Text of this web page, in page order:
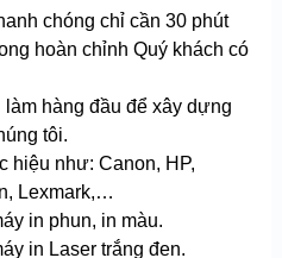
chóng chỉ cần 30 phút
hoàn chỉnh Quý khách có
hàng đầu để xây dựng
tôi.
hiệu như: Canon, HP,
Lexmark,…
in phun, in màu.
in Laser trắng đen.